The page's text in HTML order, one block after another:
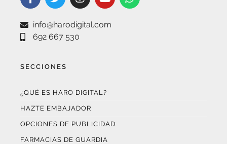
info@harodigital.com
692 667 530
SECCIONES
¿QUÉ ES HARO DIGITAL?
HAZTE EMBAJADOR
OPCIONES DE PUBLICIDAD
FARMACIAS DE GUARDIA